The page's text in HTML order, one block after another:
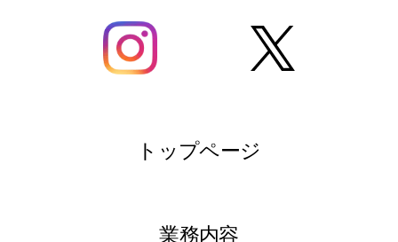
トップページ
業務内容